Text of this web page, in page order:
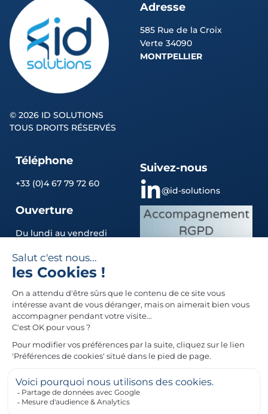
© 2026 ID SOLUTIONS
TOUS DROITS RÉSERVÉS
Adresse
585 Rue de la Croix
Verte 34090
MONTPELLIER
Téléphone
+33 (0)4 67 79 72 60
Ouverture
Du lundi au vendredi
17h30
Suivez-nous
@id-solutions
Liens utiles